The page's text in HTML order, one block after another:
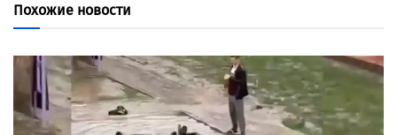
Похожие новости